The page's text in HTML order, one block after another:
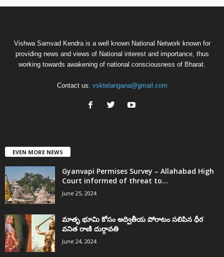
Vishwa Samvad Kendra is a well known National Network known for
providing news and views of National interest and importance, thus
working towards awakening of national consciousness of Bharat.
Contact us: vsktelangana@gmail.com
EVEN MORE NEWS
Gyanvapi Permises Survey – Allahabad High
Court informed of threat to...
June 25, 2024
మాతృ భూమి కోసం అద్వితీయ పోరాటం సలిపిన ధీర
వనిత రాణి దుర్గావతి
June 24, 2024